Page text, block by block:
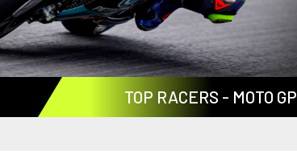
TOP RACERS - MOTO GP